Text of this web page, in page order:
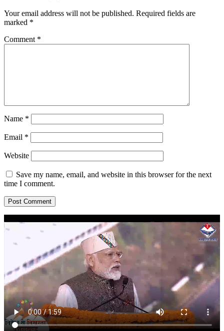
Your email address will not be published. Required fields are
marked *
Comment *
Name *
Email *
Website
Save my name, email, and website in this browser for the next
time I comment.